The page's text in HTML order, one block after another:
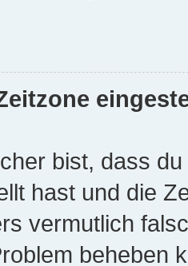
bist, dass
hast und die
vermutlich
beheben